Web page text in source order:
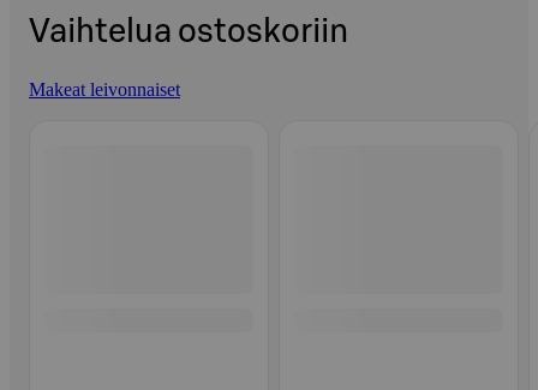
Vaihtelua ostoskoriin
Makeat leivonnaiset